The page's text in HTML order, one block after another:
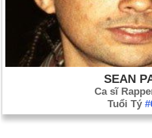
SEAN
Ca sĩ
Tuổi Tý